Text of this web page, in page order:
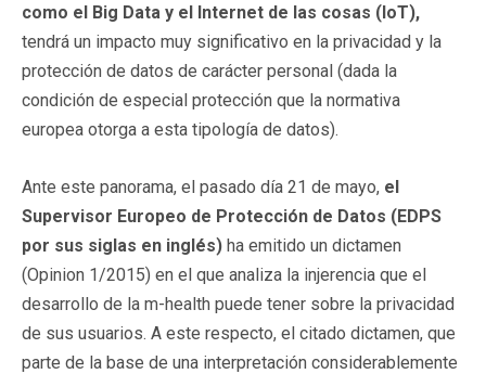
como el Big Data y el Internet de las cosas (IoT),
tendrá un impacto muy significativo en la privacidad y la
protección de datos de carácter personal (dada la
condición de especial protección que la normativa
europea otorga a esta tipología de datos).
Ante este panorama, el pasado día 21 de mayo, el
Supervisor Europeo de Protección de Datos (EDPS
por sus siglas en inglés) ha emitido un dictamen
(Opinion 1/2015) en el que analiza la injerencia que el
desarrollo de la m-health puede tener sobre la privacidad
de sus usuarios. A este respecto, el citado dictamen, que
parte de la base de una interpretación considerablemente